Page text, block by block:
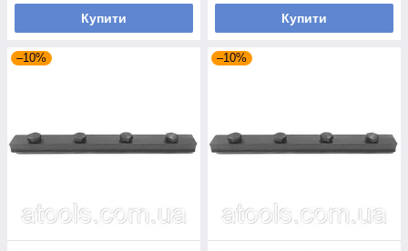
Купити Купити
–10% –10%